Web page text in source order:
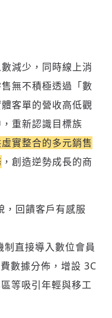
減少，同時線上消
無不積極透過「數
客單的營收高低觀
重新認識目標族
實整合的多元銷售
，創造逆勢成長的商
，回饋客戶有感服
直接導入數位會員
數據分佈，增設 3C
等吸引年輕與移工